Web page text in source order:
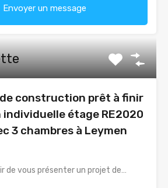
Envoyer un message
construction prêt à finir
individuelle étage RE2020
3 chambres à Leymen
de vous présenter un projet de…